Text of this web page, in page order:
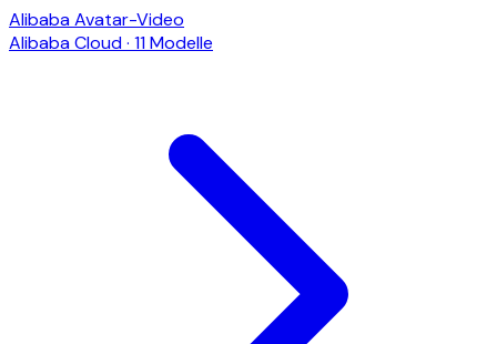
Alibaba Avatar-Video
Alibaba Cloud· 11 Modelle